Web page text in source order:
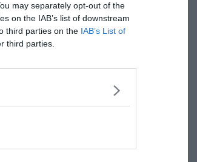
may separately opt-out of the
on the IAB’s list of downstream
third parties on the IAB’s List of
third parties.